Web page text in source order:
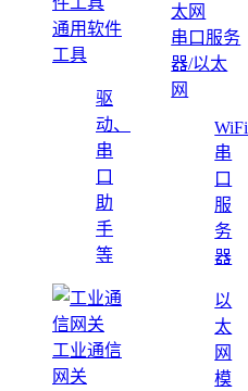
通用软件
工具
驱
动、
串
口
助
手
等
工业通信
网关
串口服务
器/以太
网
WiFi
串
口
服
务
器
以
太
网
模